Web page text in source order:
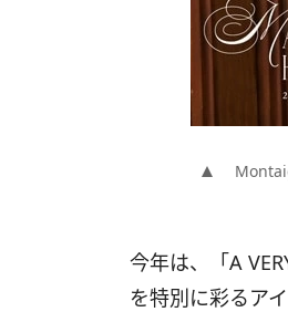
今年は、「A
を特別に彩るア